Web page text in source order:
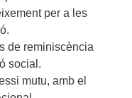
per a les
de reminiscència
social.
mutu, amb el